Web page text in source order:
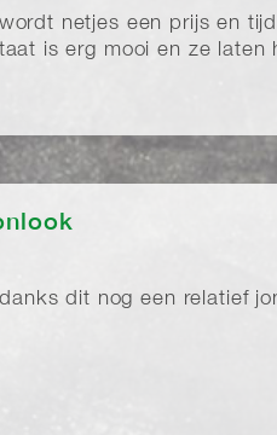
netjes een prijs en
is erg mooi en ze laten
dit nog een relatief